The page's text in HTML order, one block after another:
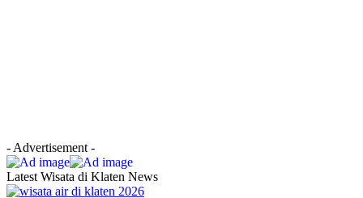
- Advertisement -
Latest Wisata di Klaten News